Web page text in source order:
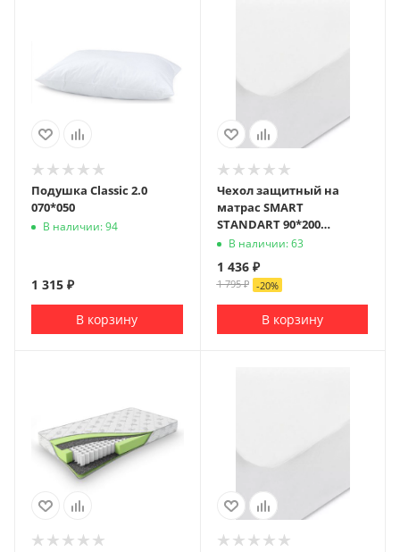
Подушка Classic 2.0
070*050
В наличии: 94
1 315 ₽
В корзину
Чехол защитный на
матрас SMART
STANDART 90*200
(хлопок 100%)
В наличии: 63
1 436₽
1 795₽ -20%
В корзину